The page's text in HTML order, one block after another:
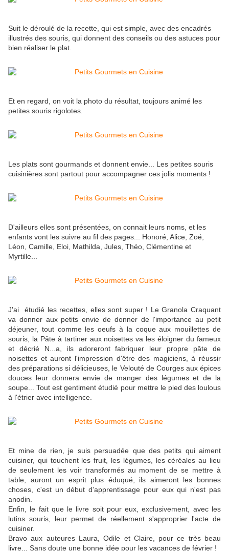
Suit le déroulé de la recette, qui est simple, avec des encadrés
illustrés des souris, qui donnent des conseils ou des astuces pour
bien réaliser le plat.
Et en regard, on voit la photo du résultat, toujours animé les
petites souris rigolotes.
Les plats sont gourmands et donnent envie... Les petites souris
cuisinières sont partout pour accompagner ces jolis moments !
D'ailleurs elles sont présentées, on connait leurs noms, et les
enfants vont les suivre au fil des pages... Honoré, Alice, Zoé,
Léon, Camille, Eloi, Mathilda, Jules, Théo, Clémentine et
Myrtille...
J'ai étudié les recettes, elles sont super ! Le Granola Craquant
va donner aux petits envie de donner de l'importance au petit
déjeuner, tout comme les oeufs à la coque aux mouillettes de
souris, la Pâte à tartiner aux noisettes va les éloigner du fameux
et décrié N...a, ils adoreront fabriquer leur propre pâte de
noisettes et auront l'impression d'être des magiciens, à réussir
des préparations si délicieuses, le Velouté de Courges aux épices
douces leur donnera envie de manger des légumes et de la
soupe... Tout est gentiment étudié pour mettre le pied des loulous
à l'étrier avec intelligence.
Et mine de rien, je suis persuadée que des petits qui aiment
cuisiner, qui touchent les fruit, les légumes, les céréales au lieu
de seulement les voir transformés au moment de se mettre à
table, auront un esprit plus éduqué, ils aimeront les bonnes
choses, c'est un début d'apprentissage pour eux qui n'est pas
anodin.
Enfin, le fait que le livre soit pour eux, exclusivement, avec les
lutins souris, leur permet de réellement s'approprier l'acte de
cuisiner.
Bravo aux auteures Laura, Odile et Claire, pour ce très beau
livre... Sans doute une bonne idée pour les vacances de février !